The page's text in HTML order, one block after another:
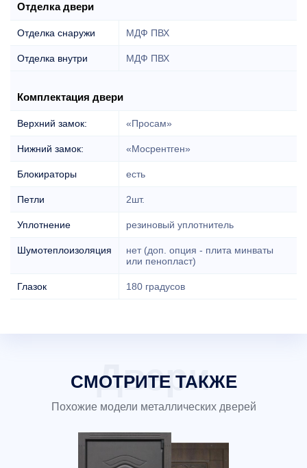
Отделка двери
Отделка снаружи МДФ ПВХ
Отделка внутри МДФ ПВХ
Комплектация двери
Верхний замок: «Просам»
Нижний замок: «Мосрентген»
Блокираторы есть
Петли 2шт.
Уплотнение резиновый уплотнитель
Шумотеплоизоляция
нет (доп. опция - плита минваты
или пенопласт)
Глазок 180 градусов
СМОТРИТЕ ТАКЖЕ
Похожие модели металлических дверей